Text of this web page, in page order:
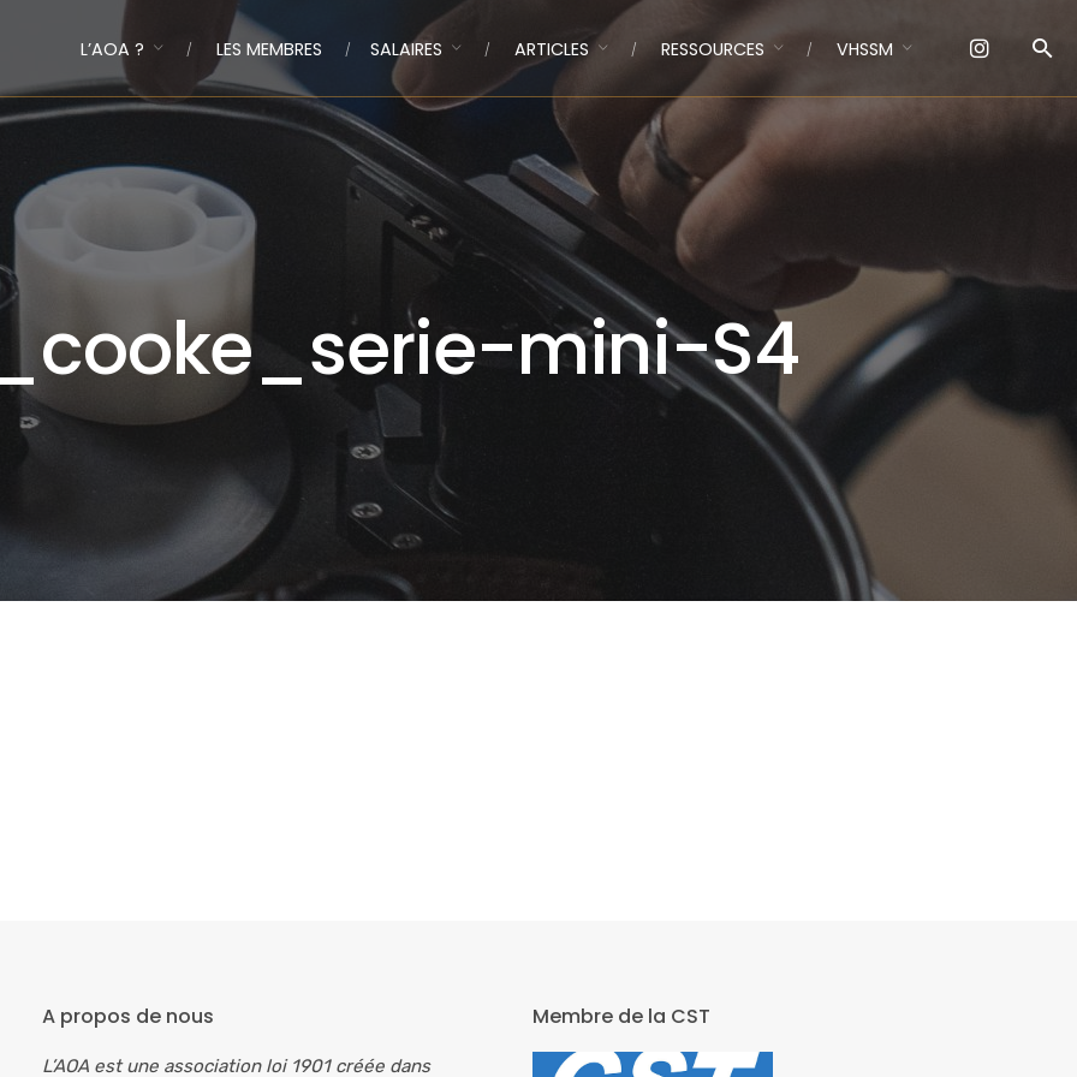
L’AOA ? LES MEMBRES SALAIRES ARTICLES RESSOURCES VHSSM
mini-S4
A propos de nous
L’AOA est une association loi 1901 créée dans
Membre de la CST